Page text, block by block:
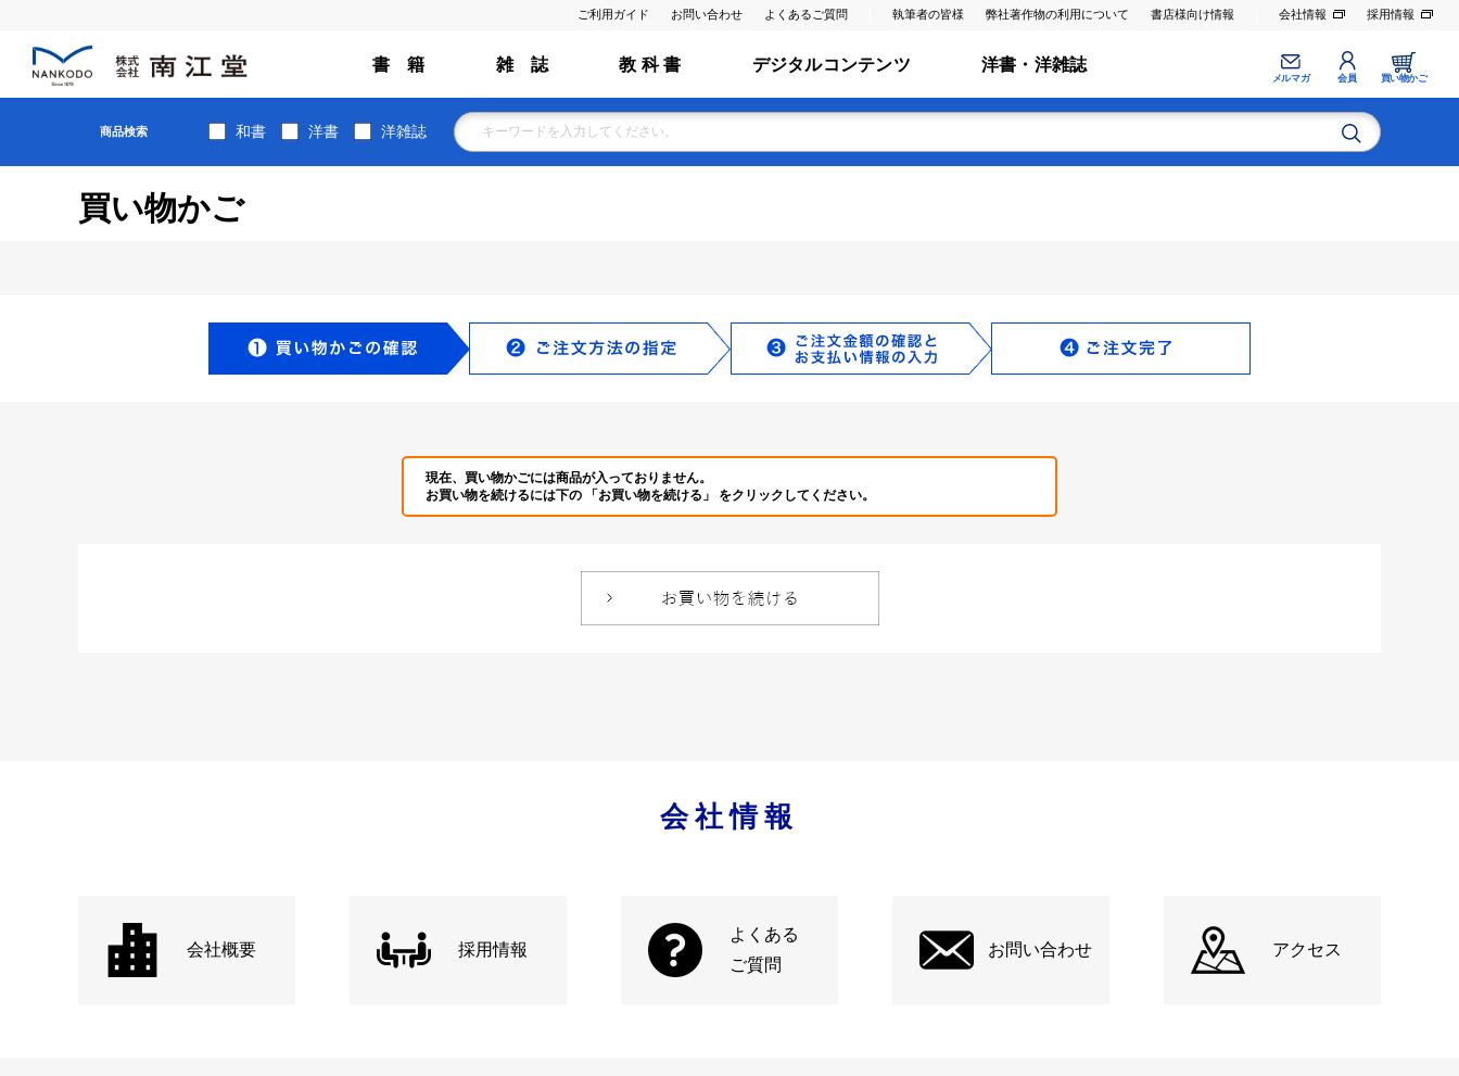
ご利用ガイド お問い合わせ よくあるご質問 執筆者の皆様 弊社著作物の利用について 書店様向け情報 会社情報 採用情報
書 籍 雑 誌 教 科 書 デジタルコンテンツ 洋書・洋雑誌
メルマガ 会員 買い物かご
商品検索 和書 洋書 洋雑誌
買い物かご
現在、買い物かごには商品が入っておりません。
お買い物を続けるには下の 「お買い物を続ける」 をクリックしてください。
会社情報
会社概要 採用情報
よくある
ご質問
お問い合わせ アクセス